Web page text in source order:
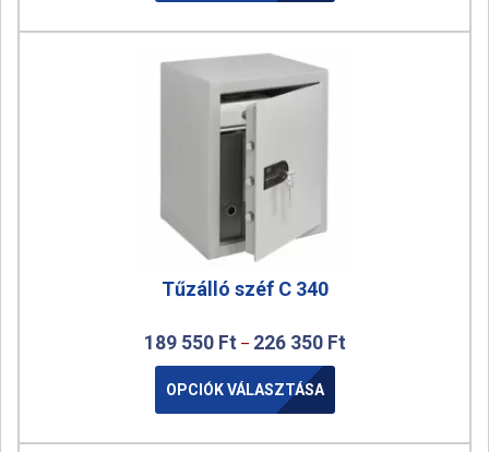
Tűzálló széf C 340
189 550 Ft – 226 350 Ft
OPCIÓK VÁLASZTÁSA